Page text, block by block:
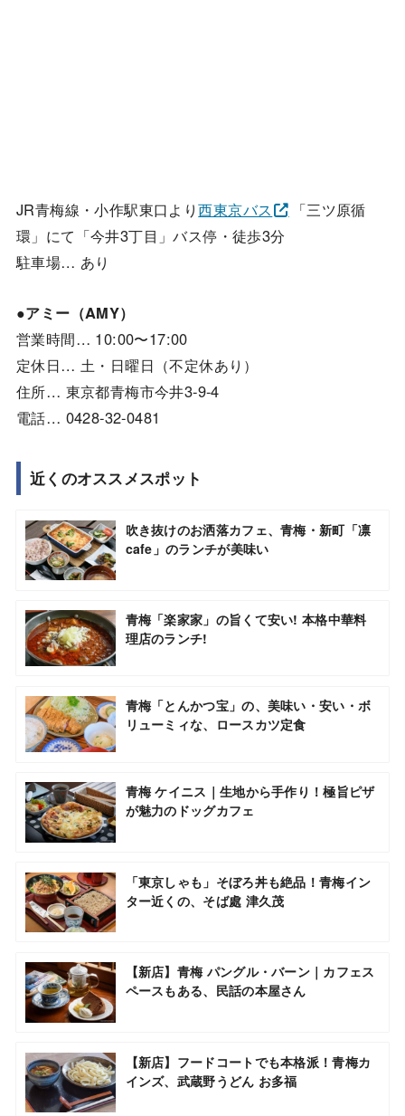
JR青梅線・小作駅東口より西東京バス
「三ツ原循
環」にて「今井3丁目」バス停・徒歩3分
駐車場… あり
●アミー（AMY）
営業時間… 10:00〜17:00
定休日… 土・日曜日（不定休あり）
住所… 東京都青梅市今井3-9-4
電話… 0428-32-0481
近くのオススメスポット
吹き抜けのお洒落カフェ、青梅・新町「凛
cafe」のランチが美味い
青梅「楽家家」の旨くて安い! 本格中華料
理店のランチ!
青梅「とんかつ宝」の、美味い・安い・ボ
リューミィな、ロースカツ定食
青梅 ケイニス｜生地から手作り！極旨ピザ
が魅力のドッグカフェ
「東京しゃも」そぼろ丼も絶品！青梅イン
ター近くの、そば處 津久茂
【新店】青梅 パングル・バーン｜カフェス
ペースもある、民話の本屋さん
【新店】フードコートでも本格派！青梅カ
インズ、武蔵野うどん お多福